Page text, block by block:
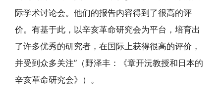
际学术讨论会。他们的报告内容得到了很高的评
价。有基于此，以辛亥革命研究会为平台，培育出
了许多优秀的研究者，在国际上获得很高的评价，
并受到众多关注”（野泽丰：《章开沅教授和日本的
辛亥革命研究会》）。